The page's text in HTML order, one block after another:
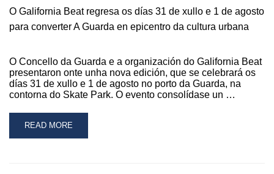
LOS
KALAHARI
O Galifornia Beat regresa os días 31 de xullo e 1 de agosto
para converter A Guarda en epicentro da cultura urbana
O Concello da Guarda e a organización do Galifornia Beat
presentaron onte unha nova edición, que se celebrará os
días 31 de xullo e 1 de agosto no porto da Guarda, na
contorna do Skate Park. O evento consolídase un …
READ
MORE
READ MORE